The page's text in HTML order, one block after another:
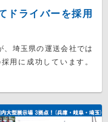
ドライバーを採用
埼玉県の運送会社では
用に成功しています。